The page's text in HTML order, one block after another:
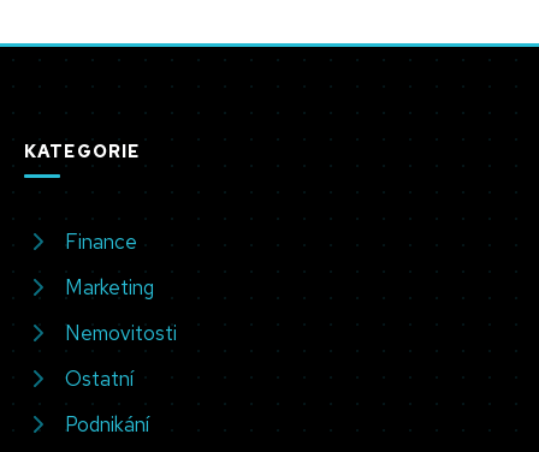
KATEGORIE
Finance
Marketing
Nemovitosti
Ostatní
Podnikání